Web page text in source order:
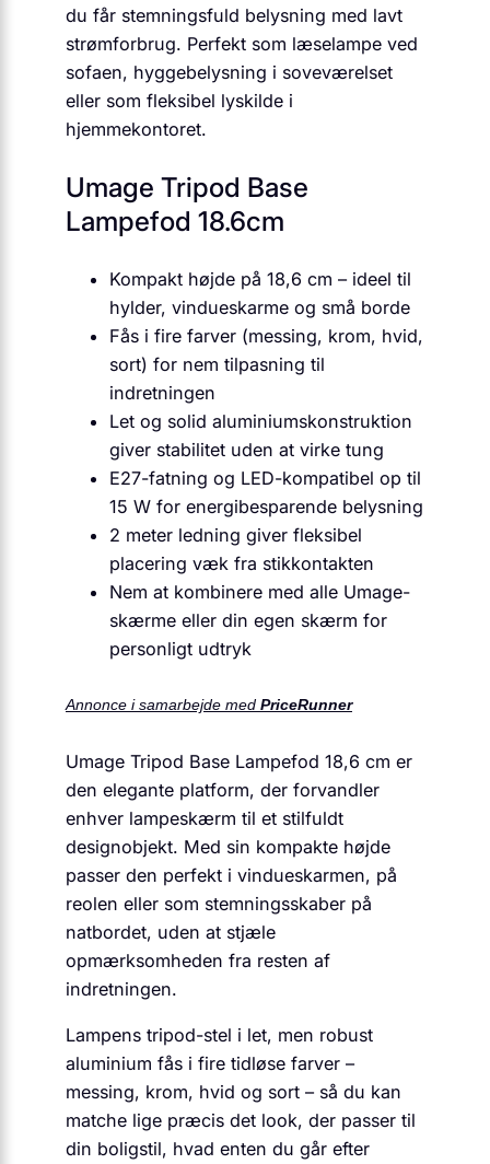
du får stemningsfuld belysning med lavt
strømforbrug. Perfekt som læselampe ved
sofaen, hyggebelysning i soveværelset
eller som fleksibel lyskilde i
hjemmekontoret.
Umage Tripod Base
Lampefod 18.6cm
Kompakt højde på 18,6 cm – ideel til
hylder, vindueskarme og små borde
Fås i fire farver (messing, krom, hvid,
sort) for nem tilpasning til
indretningen
Let og solid aluminiumskonstruktion
giver stabilitet uden at virke tung
E27-fatning og LED-kompatibel op til
15 W for energibesparende belysning
2 meter ledning giver fleksibel
placering væk fra stikkontakten
Nem at kombinere med alle Umage-
skærme eller din egen skærm for
personligt udtryk
Annonce i samarbejde med PriceRunner
Umage Tripod Base Lampefod 18,6 cm er
den elegante platform, der forvandler
enhver lampeskærm til et stilfuldt
designobjekt. Med sin kompakte højde
passer den perfekt i vindueskarmen, på
reolen eller som stemningsskaber på
natbordet, uden at stjæle
opmærksomheden fra resten af
indretningen.
Lampens tripod-stel i let, men robust
aluminium fås i fire tidløse farver –
messing, krom, hvid og sort – så du kan
matche lige præcis det look, der passer til
din boligstil, hvad enten du går efter